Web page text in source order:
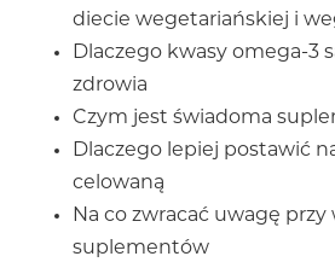
diecie wegetariańskiej i
Dlaczego kwasy omega-3
zdrowia
Czym jest świadoma
Dlaczego lepiej postawić
celowaną
Na co zwracać uwagę przy
suplementów